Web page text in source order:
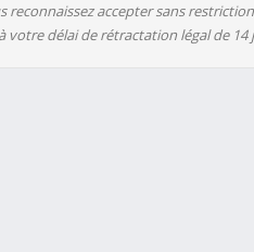
reconnaissez accepter sans
votre délai de rétractation légal de